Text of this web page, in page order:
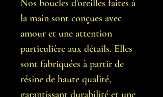
Nos boucles d'oreilles faites à
la main sont conçues avec
amour et une attention
particulière aux détails. Elles
sont fabriquées à partir de
résine de haute qualité,
garantissant durabilité et une